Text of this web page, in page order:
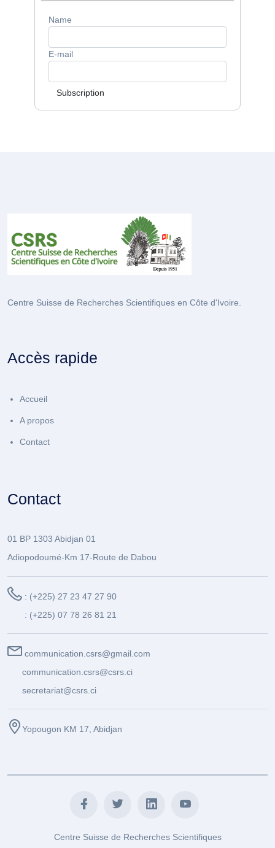
Name
E-mail
Subscription
Centre Suisse de Recherches Scientifiques en Côte d'Ivoire.
Accès rapide
Accueil
A propos
Contact
Contact
01 BP 1303 Abidjan 01
Adiopodoumé-Km 17-Route de Dabou
: (+225) 27 23 47 27 90
: (+225) 07 78 26 81 21
communication.csrs@gmail.com
communication.csrs@csrs.ci
secretariat@csrs.ci
Yopougon KM 17, Abidjan
Centre Suisse de Recherches Scientifiques